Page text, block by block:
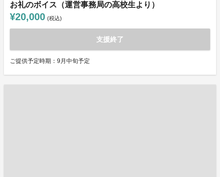
お礼のボイス（運営事務局の高校生より）
¥20,000 (税込)
支援終了
ご提供予定時期：9月中旬予定